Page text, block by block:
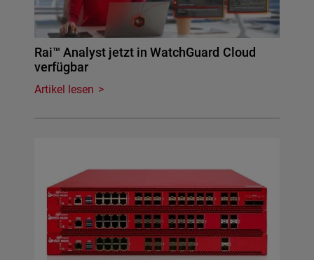
Rai™ Analyst jetzt in WatchGuard Cloud
verfügbar
Artikel lesen